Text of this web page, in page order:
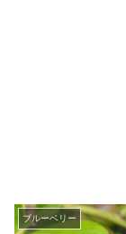
ブルーベリー